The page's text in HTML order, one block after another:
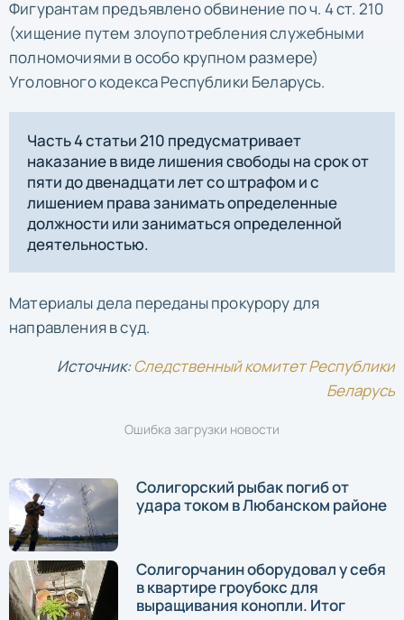
Фигурантам предъявлено обвинение по ч. 4 ст. 210
(хищение путем злоупотребления служебными
полномочиями в особо крупном размере)
Уголовного кодекса Республики Беларусь.
Часть 4 статьи 210 предусматривает
наказание в виде лишения свободы на срок от
пяти до двенадцати лет со штрафом и с
лишением права занимать определенные
должности или заниматься определенной
деятельностью.
Материалы дела переданы прокурору для
направления в суд.
Источник:Следственный комитет Республики
Беларусь
Ошибка загрузки новости
Солигорский рыбак погиб от
удара током в Любанском районе
Cолигорчанин оборудовал у себя
в квартире гроубокс для
выращивания конопли. Итог